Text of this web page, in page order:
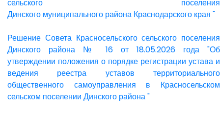
сельского поселения
Динского муниципального района Краснодарского края "
Решение Совета Красносельского сельского поселения
Динского района № 16 от 18.05.2026 года "Об
утверждении положения о порядке регистрации устава и
ведения реестра уставов территориального
общественного самоуправления в Красносельском
сельском поселении Динского района "